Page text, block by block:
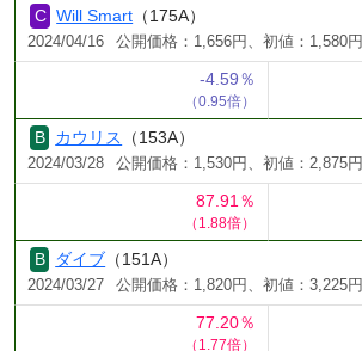
Will Smart （175A）
2024/04/16 公開価格：1,656円、初値：1,580円
-4.59％
（0.95倍）
カウリス （153A）
2024/03/28 公開価格：1,530円、初値：2,875円
87.91％
（1.88倍）
ダイブ （151A）
2024/03/27 公開価格：1,820円、初値：3,225円
77.20％
（1.77倍）